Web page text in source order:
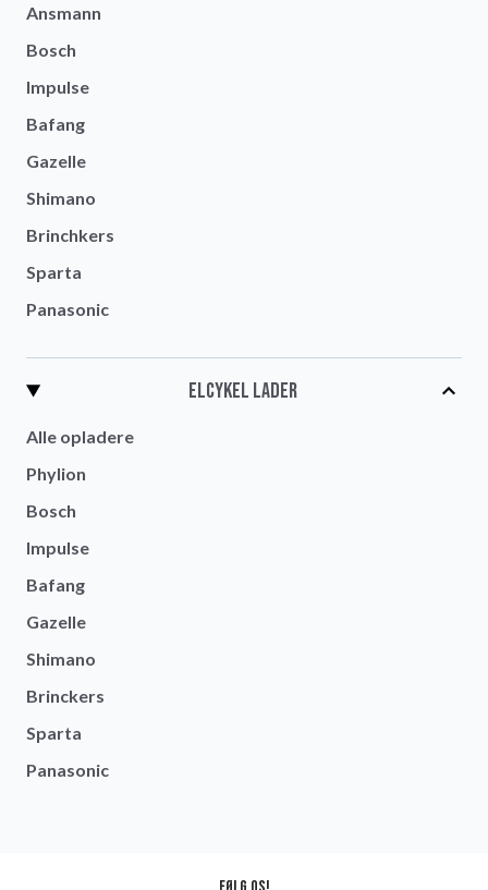
Ansmann
Bosch
Impulse
Bafang
Gazelle
Shimano
Brinchkers
Sparta
Panasonic
Elcykel lader
Alle opladere
Phylion
Bosch
Impulse
Bafang
Gazelle
Shimano
Brinckers
Sparta
Panasonic